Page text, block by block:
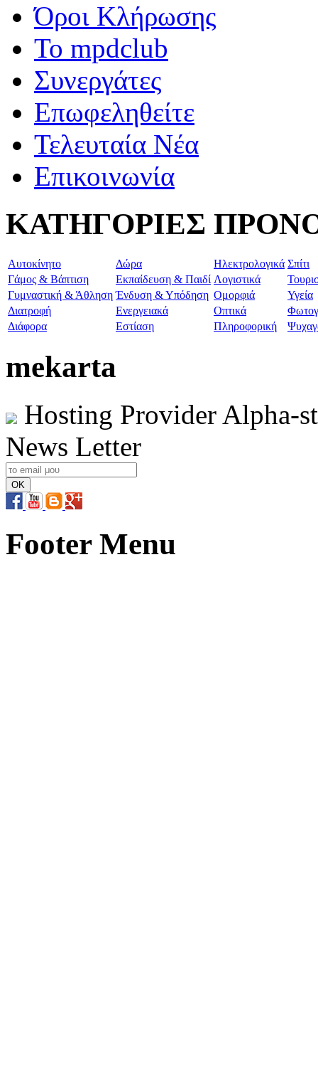
Όροι Κλήρωσης
To mpdclub
Συνεργάτες
Επωφεληθείτε
Τελευταία Νέα
Επικοινωνία
ΚΑΤΗΓΟΡΙΕΣ
Aυτοκίνητο Δώρα Ηλεκτρολογικά Σπίτι
Γάμος & Βάπτιση
Εκπαίδευση & Παιδί Λογιστικά
Γυμναστική & Άθληση Ένδυση & Υπόδηση Ομορφιά
Υγεία
Διατροφή
Ενεργειακά Οπτικά
Διάφορα
Εστίαση Πληροφορική
mekarta
Hosting Provider Alpha-
News Letter
Footer Menu